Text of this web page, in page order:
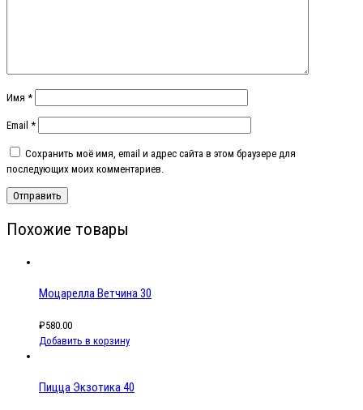
Имя *
Email *
Сохранить моё имя, email и адрес сайта в этом браузере для
последующих моих комментариев.
Похожие товары
Моцарелла Ветчина 30
₽580.00
Добавить в корзину
Пицца Экзотика 40